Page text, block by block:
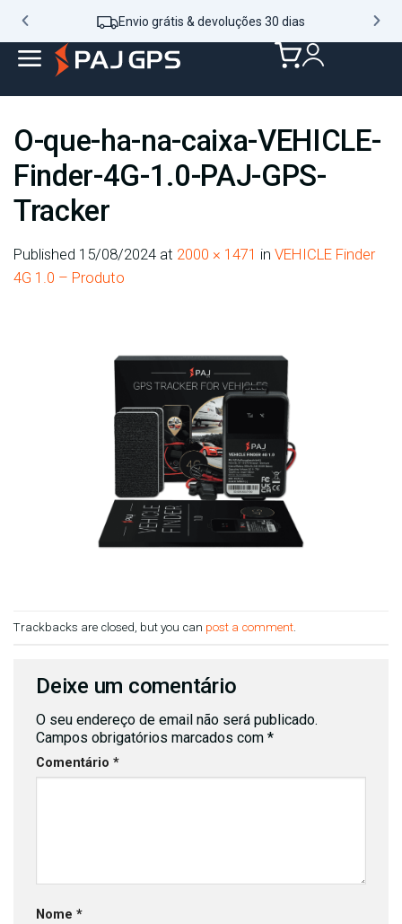
Envio grátis & devoluções 30 dias
O-que-ha-na-caixa-VEHICLE-
Finder-4G-1.0-PAJ-GPS-
Tracker
Published 15/08/2024 at 2000 × 1471 in VEHICLE Finder
4G 1.0 – Produto
Trackbacks are closed, but you can post a comment
Deixe um comentário
O seu endereço de email não será publicado.
Campos obrigatórios marcados com *
Comentário *
Nome *